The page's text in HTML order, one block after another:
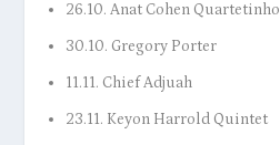
26.10. Anat Cohen Quartetinho
30.10. Gregory Porter
11.11. Chief Adjuah
23.11. Keyon Harrold Quintet